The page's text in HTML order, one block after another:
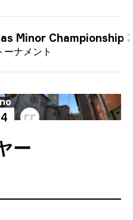
ーナメント
Minor Championship
ー